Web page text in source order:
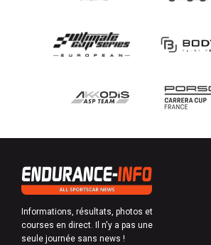
Informations, résultats, photos et
courses en direct. Il n'y a pas une
seule journée sans news !